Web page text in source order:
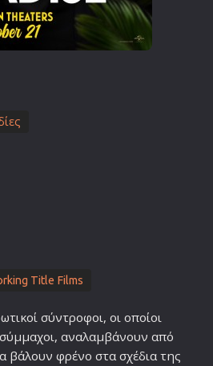
Title Films
σύντροφοι, οι οποίοι
αναλαμβάνουν από
βάλουν φρένο στα σχέδια της